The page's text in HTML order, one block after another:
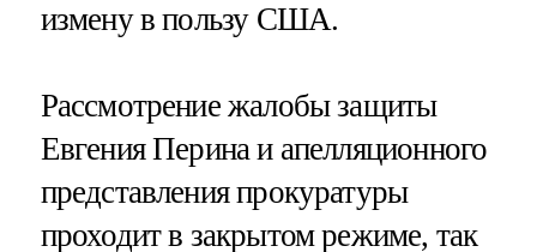
измену в пользу США.
Рассмотрение жалобы защиты
Евгения Перина и апелляционного
представления прокуратуры
проходит в закрытом режиме, так